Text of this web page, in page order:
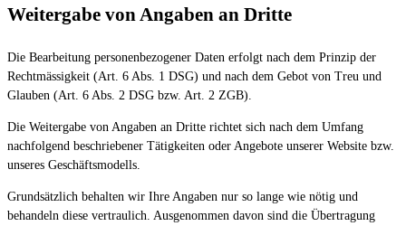
Weitergabe von Angaben an Dritte
Die Bearbeitung personenbezogener Daten erfolgt nach dem Prinzip der
Rechtmässigkeit (Art. 6 Abs. 1 DSG) und nach dem Gebot von Treu und
Glauben (Art. 6 Abs. 2 DSG bzw. Art. 2 ZGB).
Die Weitergabe von Angaben an Dritte richtet sich nach dem Umfang
nachfolgend beschriebener Tätigkeiten oder Angebote unserer Website bzw.
unseres Geschäftsmodells.
Grundsätzlich behalten wir Ihre Angaben nur so lange wie nötig und
behandeln diese vertraulich. Ausgenommen davon sind die Übertragung